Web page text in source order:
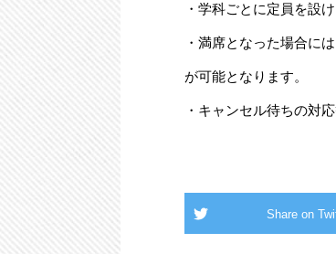
・学科ごとに定員を設
・満席となった場合に
が可能となります。
・キャンセル待ちの対